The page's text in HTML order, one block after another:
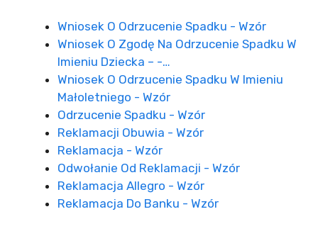
Wniosek O Odrzucenie Spadku - Wzór
Wniosek O Zgodę Na Odrzucenie Spadku W
Imieniu Dziecka – -…
Wniosek O Odrzucenie Spadku W Imieniu
Małoletniego - Wzór
Odrzucenie Spadku - Wzór
Reklamacji Obuwia - Wzór
Reklamacja - Wzór
Odwołanie Od Reklamacji - Wzór
Reklamacja Allegro - Wzór
Reklamacja Do Banku - Wzór